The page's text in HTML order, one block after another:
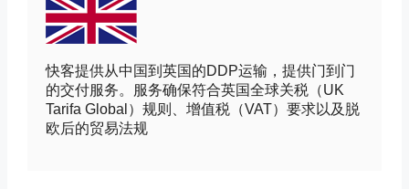
快客提供从中国到英国的DDP运输，提供门到门
的交付服务。服务确保符合英国全球关税（UK
Tarifa Global）规则、增值税（VAT）要求以及脱
欧后的贸易法规